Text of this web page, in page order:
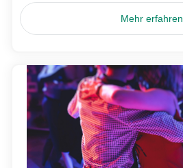
Mehr erfahren